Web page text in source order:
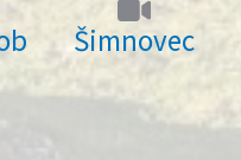
Šimnovec